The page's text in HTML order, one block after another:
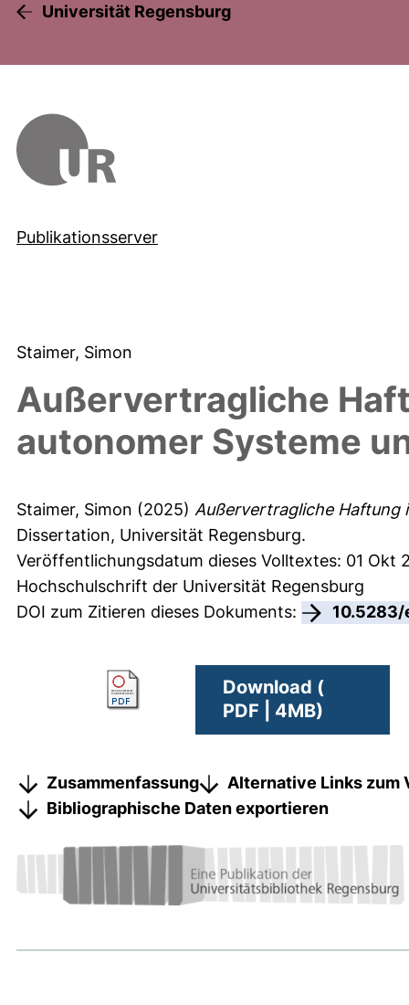
Universität Regensburg
Publikationsserver
Staimer, Simon
Außervertragliche
autonomer Systeme
Staimer, Simon (2025) Außervertragliche Haftung
Dissertation, Universität Regensburg.
Veröffentlichungsdatum dieses Volltextes: 01 Okt
Hochschulschrift der Universität Regensburg
DOI zum Zitieren dieses Dokuments:
10.5283/
Download (
PDF | 4MB)
Zusammenfassung
Alternative Links zum
Bibliographische Daten exportieren